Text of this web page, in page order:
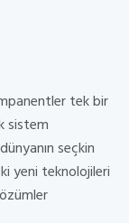
tek bir
sistem
seçkin
yeni teknolojileri